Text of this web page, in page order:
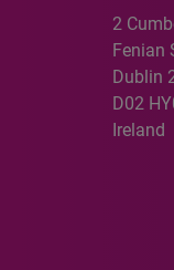
2
Fenian
Dublin
D02
Ireland